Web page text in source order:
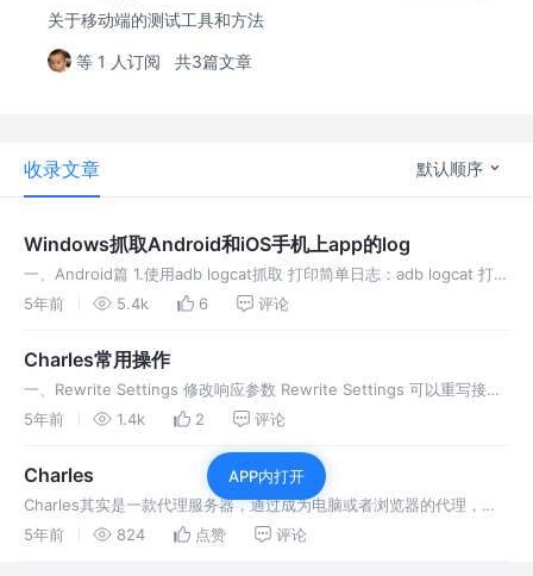
关于移动端的测试工具和方法
等 1 人订阅 共3篇文章
收录文章 默认顺序
Windows抓取Android和iOS手机上app的log
一、Android篇 1.使用adb logcat抓取 打印简单日志：adb logcat 打印
日志具有详细时间和简单数据：adb logcat -v time 打印的日志保存到
5年前 5.4k 6 评论
Charles常用操作
一、Rewrite Settings 修改响应参数 Rewrite Settings 可以重写接口
所有元素的内容，主要可以对某些匹配请求的header、host、url、
5年前 1.4k 2 评论
Charles
Charles其实是一款代理服务器，通过成为电脑或者浏览器的代理，然
后截取请求和请求结果达到分析抓包的目的。
5年前 824 点赞 评论
APP内打开